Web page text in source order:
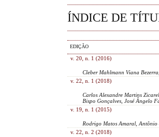
ÍNDICE DE
EDIÇÃO
v. 20, n. 1 (2016)
Cleber Mahlmann Viana
v. 22, n. 1 (2018)
Carlos Alexandre Martins
Bispo Gonçalves, José Ângelo
v. 19, n. 1 (2015)
Rodrigo Matos Amaral, Antônio
v. 22, n. 2 (2018)